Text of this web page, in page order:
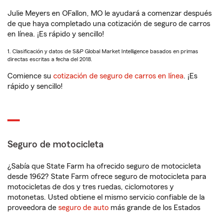
Julie Meyers en OFallon, MO le ayudará a comenzar después
de que haya completado una cotización de seguro de carros
en línea. ¡Es rápido y sencillo!
1. Clasificación y datos de S&P Global Market Intelligence basados en primas
directas escritas a fecha del 2018.
Comience su cotización de seguro de carros en línea. ¡Es
rápido y sencillo!
Seguro de motocicleta
¿Sabía que State Farm ha ofrecido seguro de motocicleta
desde 1962? State Farm ofrece seguro de motocicleta para
motocicletas de dos y tres ruedas, ciclomotores y
motonetas. Usted obtiene el mismo servicio confiable de la
proveedora de seguro de auto más grande de los Estados